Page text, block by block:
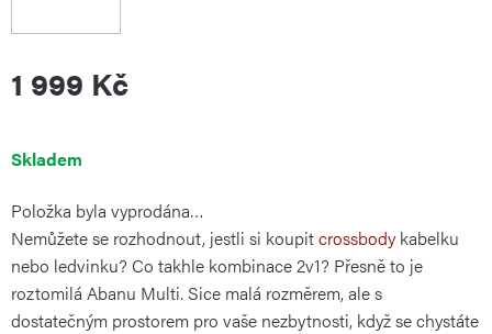
1 999 Kč
Měrná
cena:
Skladem
Položka byla vyprodána…
Nemůžete se rozhodnout, jestli si koupitcrossbodykabelku
nebo ledvinku? Co takhle kombinace 2v1? Přesně to je
roztomilá Abanu Multi. Sice malá rozměrem, ale s
dostatečným prostorem pro vaše nezbytnosti, když se chystáte